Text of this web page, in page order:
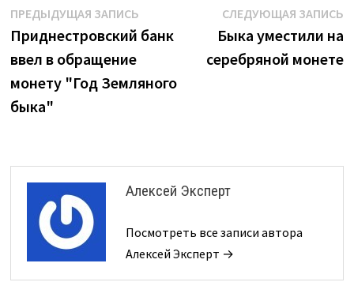
Навигация
по
записям
ПРЕДЫДУЩАЯ ЗАПИСЬПредыдущая
запись:
Приднестровский банк
ввел в обращение
монету "Год Земляного
быка"
СЛЕДУЮЩАЯ ЗАПИСЬ
Быка уместили на
серебряной монете
Алексей Эксперт
Посмотреть все записи автора
Алексей Эксперт →